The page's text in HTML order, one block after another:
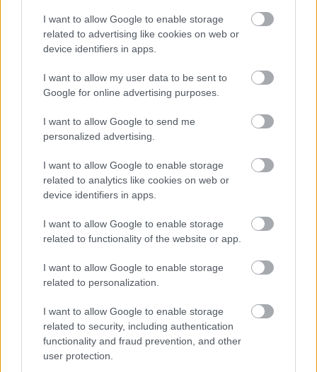
I want to allow Google to enable storage
related to advertising like cookies on web or
device identifiers in apps.
I want to allow my user data to be sent to
Google for online advertising purposes.
I want to allow Google to send me
personalized advertising.
I want to allow Google to enable storage
related to analytics like cookies on web or
device identifiers in apps.
I want to allow Google to enable storage
related to functionality of the website or app.
I want to allow Google to enable storage
related to personalization.
I want to allow Google to enable storage
related to security, including authentication
functionality and fraud prevention, and other
user protection.
AS Roma: A Chelsea és a Manchester City is
fontolóra veszi a Roma kapusa, Mile Svilar
NÉMETORSZÁG
Bayern München: A Bayern München arra készül,
hogy 60 millió font értékű ajánlatot tegyen a
Brighton holland kapusáért, a 22 éves Bart
Verbruggenért. (Telegraph)
: Az Arsenal, a Manchester United, az AC
Milan és a Bayern München mind érdeklődnek a
Leipzig támadója, Benjamin Sesko iránt, a szlovén
VILÁGFOCI
Brazília: Dorival Júniort pénteken menesztették a
brazil labdarúgó-válogatott szövetségi kapitányi
posztjáról. A 14 hónappal korábban kinevezett edző
szerződését azt követően bontották fel, hogy a